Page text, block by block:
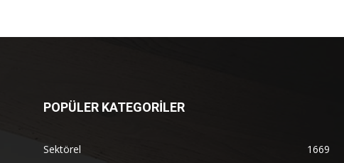
POPÜLER KATEGORİLER
Sektörel
1669